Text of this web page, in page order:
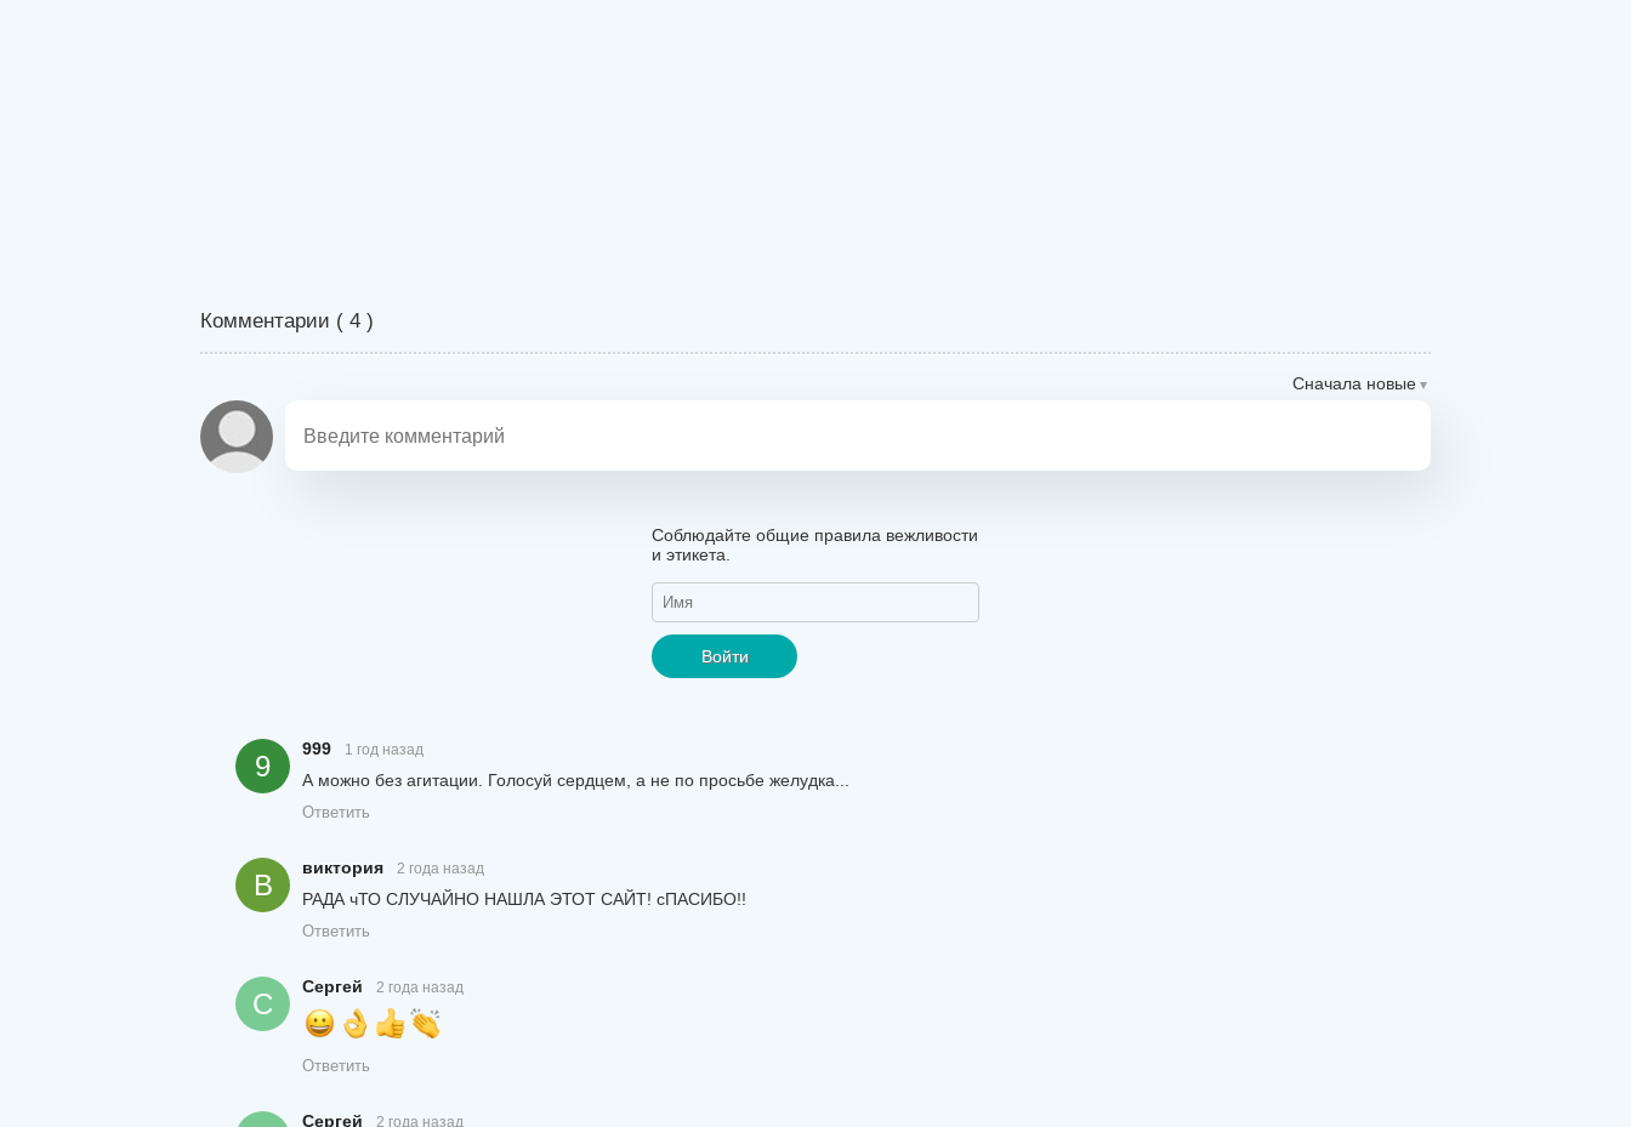
Комментарии ( 4 )
Сначала новые
Соблюдайте общие правила вежливости
и этикета.
Войти
9
999 1 год назад
А можно без агитации. Голосуй сердцем, а не по просьбе желудка...
Ответить
В
виктория 2 года назад
РАДА чТО СЛУЧАЙНО НАШЛА ЭТОТ САЙТ! сПАСИБО!!
Ответить
С
Сергей 2 года назад
Ответить
Сергей 2 года назад